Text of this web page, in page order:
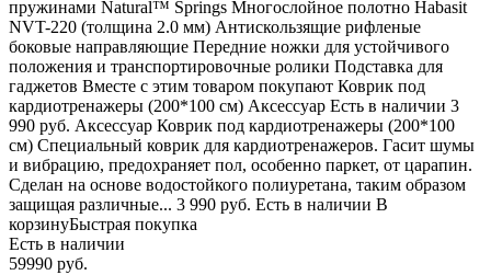
пружинами Natural™ Springs Многослойное полотно Habasit
NVT-220 (толщина 2.0 мм) Антискользящие рифленые
боковые направляющие Передние ножки для устойчивого
положения и транспортировочные ролики Подставка для
гаджетов Вместе с этим товаром покупают Коврик под
кардиотренажеры (200*100 см) Аксессуар Есть в наличии 3
990 руб. Аксессуар Коврик под кардиотренажеры (200*100
см) Специальный коврик для кардиотренажеров. Гасит шумы
и вибрацию, предохраняет пол, особенно паркет, от царапин.
Сделан на основе водостойкого полиуретана, таким образом
защищая различные... 3 990 руб. Есть в наличии В
корзинуБыстрая покупка
Есть в наличии
59990 руб.